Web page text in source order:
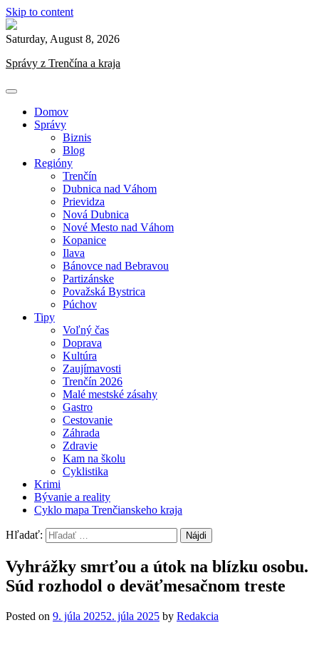
Skip to content
Saturday, August 8, 2026
Správy z Trenčína a kraja
Domov
Správy
Biznis
Blog
Regióny
Trenčín
Dubnica nad Váhom
Prievidza
Nová Dubnica
Nové Mesto nad Váhom
Kopanice
Ilava
Bánovce nad Bebravou
Partizánske
Považská Bystrica
Púchov
Tipy
Voľný čas
Doprava
Kultúra
Zaujímavosti
Trenčín 2026
Malé mestské zásahy
Gastro
Cestovanie
Záhrada
Zdravie
Kam na školu
Cyklistika
Krimi
Bývanie a reality
Cyklo mapa Trenčianskeho kraja
Hľadať:
Vyhrážky smrťou a útok na blízku osobu.
Súd rozhodol o deväťmesačnom treste
Posted on 9. júla 20252. júla 2025 by Redakcia